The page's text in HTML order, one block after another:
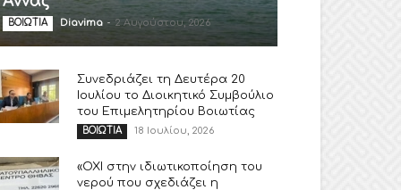
ΒΟΙΩΤΙΑ Diavima - 2 Αυγούστου, 2026
Συνεδριάζει τη Δευτέρα 20
Ιουλίου το Διοικητικό Συμβούλιο
του Επιμελητηρίου Βοιωτίας
ΒΟΙΩΤΙΑ 18 Ιουλίου, 2026
«ΟΧΙ στην ιδιωτικοποίηση του
νερού που σχεδιάζει η